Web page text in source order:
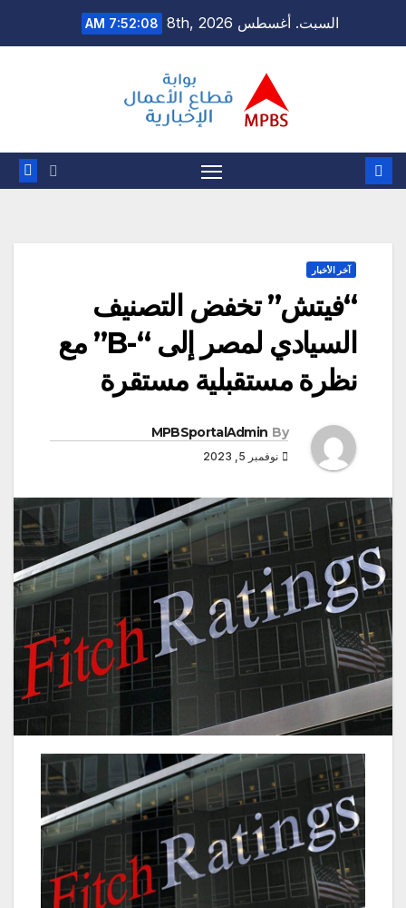
السبت. أغسطس 8th, 2026 7:52:09 AM
آخر الأخبار
“فيتش” تخفض التصنيف
السيادي لمصر إلى “-B” مع
نظرة مستقبلية مستقرة
By
MPBSportalAdmin
نوفمبر 5, 2023